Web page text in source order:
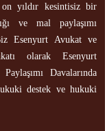
yıldır kesintisiz bir
ve mal paylaşımı
Esenyurt Avukat ve
olarak Esenyurt
Davalarında
destek ve hukuki